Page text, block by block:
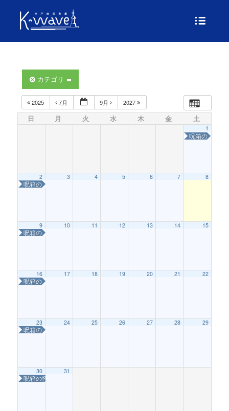
カテゴリ
2025 7月 9月 2027
日 月 火 水 木 金 土
1
呪箱の怪〜は
2
呪箱の怪〜はこねこを救え！〜
3 4 5 6 7 8
9
呪箱の怪〜はこねこを救え！〜
10 11 12 13 14 15
16
呪箱の怪〜はこねこを救え！〜
17 18 19 20 21 22
23
呪箱の怪〜はこねこを救え！〜
24 25 26 27 28 29
30
呪箱の怪〜はこねこを救え！〜
31